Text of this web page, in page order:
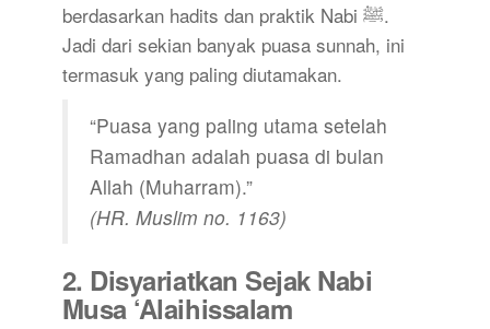
berdasarkan hadits dan praktik Nabi ﷺ.
Jadi dari sekian banyak puasa sunnah, ini
termasuk yang paling diutamakan.
“Puasa yang paling utama setelah
Ramadhan adalah puasa di bulan
Allah (Muharram).”
(HR. Muslim no. 1163)
2. Disyariatkan Sejak Nabi
Musa ‘Alaihissalam